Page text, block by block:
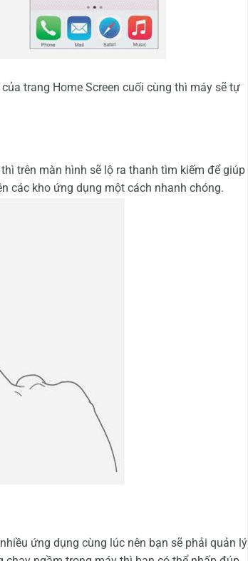
trang Home Screen cuối cùng thì máy sẽ tự
trên màn hình sẽ lộ ra thanh tìm kiếm để giúp
các kho ứng dụng một cách nhanh chóng.
ứng dụng cùng lúc nên bạn sẽ phải quản lý